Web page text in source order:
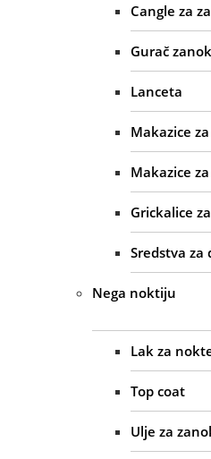
Cangle za
Gurač
Lanceta
Makazice
Makazice
Grickalice
Sredstva za
Nega noktiju
Lak za
Top coat
Ulje za